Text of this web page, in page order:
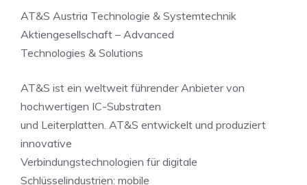
AT&S Austria Technologie & Systemtechnik
Aktiengesellschaft – Advanced
Technologies & Solutions
AT&S ist ein weltweit führender Anbieter von
hochwertigen IC-Substraten
und Leiterplatten. AT&S entwickelt und produziert
innovative
Verbindungstechnologien für digitale
Schlüsselindustrien: mobile